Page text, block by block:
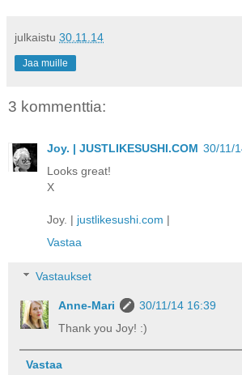
julkaistu 30.11.14
Jaa muille
3 kommenttia:
Joy. | JUSTLIKESUSHI.COM 30/11/
Looks great!
X
Joy. | justlikesushi.com |
Vastaa
Vastaukset
Anne-Mari
30/11/14 16:39
Thank you Joy! :)
Vastaa